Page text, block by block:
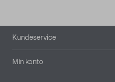
Bunntekst
Kundeservice
Min konto